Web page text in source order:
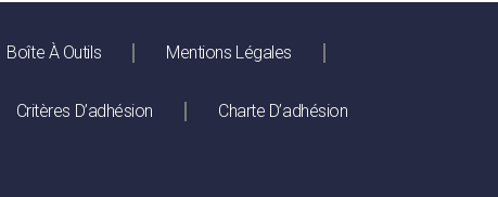
Boîte À Outils Mentions Légales
Critères D’adhésion Charte D’adhésion